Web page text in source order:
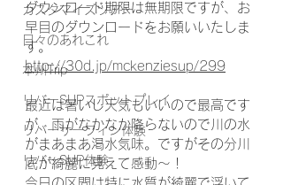
カスタマイズツアー
日々のあれこれ
本州Trip
リバーSUPスポットプレイ
リバーサーフィン体験
リバーSUP体験
ダウンロード期限は無期限ですが、お
早目のダウンロードをお願いいたしま
す。
http://30d.jp/mckenziesup/299
最近は暑いし天気もいいので最高です
が、雨がなかなか降らないので川の水
がまあまあ渇水気味。ですがその分川
底が綺麗に見えて感動〜！